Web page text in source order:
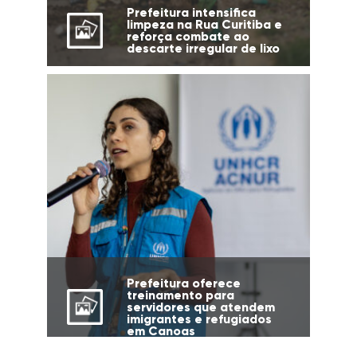
Prefeitura intensifica
limpeza na Rua Curitiba e
reforça combate ao
descarte irregular de lixo
Prefeitura oferece
treinamento para
servidores que atendem
imigrantes e refugiados
em Canoas